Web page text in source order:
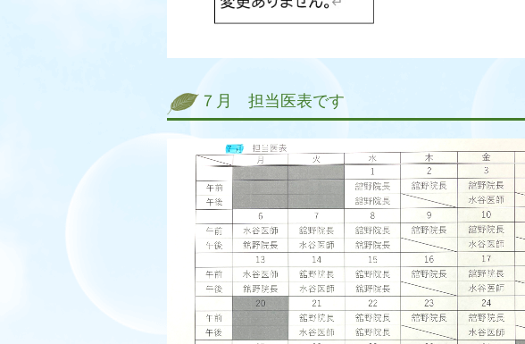
７月 担当医表です